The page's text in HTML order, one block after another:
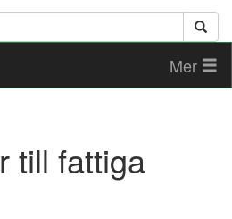
Mer
till fattiga